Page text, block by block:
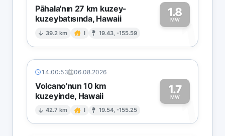
Pāhala'nın 27 km kuzey-
kuzeybatısında, Hawaii
39.2 km I 19.43, -155.59
1.8
MW1
14:00:53 06.08.2026
Volcano'nun 10 km
kuzeyinde, Hawaii
42.7 km I 19.54, -155.25
1.7
MW1